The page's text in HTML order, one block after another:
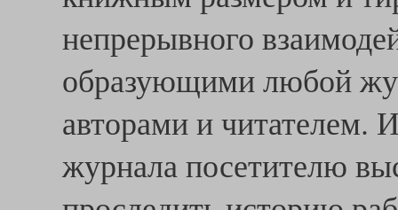
непрерывного
образующими любой
авторами и читателем.
журнала посетителю